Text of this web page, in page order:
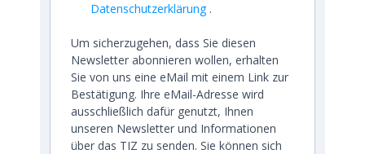
Datenschutzerklärung.
Um sicherzugehen, dass Sie diesen
Newsletter abonnieren wollen, erhalten
Sie von uns eine eMail mit einem Link zur
Bestätigung. Ihre eMail-Adresse wird
ausschließlich dafür genutzt, Ihnen
unseren Newsletter und Informationen
über das TIZ zu senden. Sie können sich